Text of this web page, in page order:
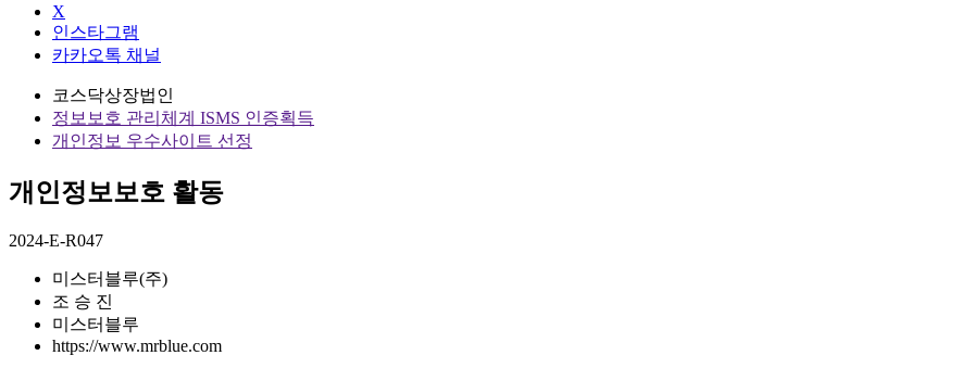
X
인스타그램
카카오톡 채널
코스닥상장법인
정보보호 관리체계 ISMS 인증획득
개인정보 우수사이트 선정
개인정보보호 활동
2024-E-R047
미스터블루(주)
조 승 진
미스터블루
https://www.mrblue.com